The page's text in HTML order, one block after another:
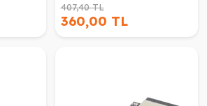
407,40 TL
360,00 TL